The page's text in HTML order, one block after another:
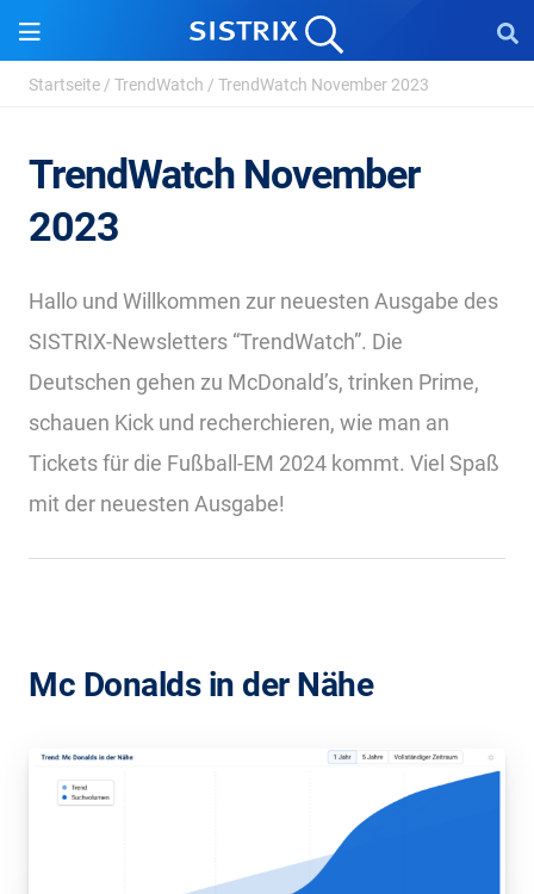
Startseite / TrendWatch / TrendWatch November 2023
TrendWatch November
2023
Hallo und Willkommen zur neuesten Ausgabe des
SISTRIX-Newsletters “TrendWatch”. Die
Deutschen gehen zu McDonald’s, trinken Prime,
schauen Kick und recherchieren, wie man an
Tickets für die Fußball-EM 2024 kommt. Viel Spaß
mit der neuesten Ausgabe!
Mc Donalds in der Nähe